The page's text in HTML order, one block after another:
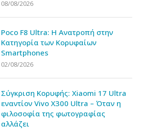
08/08/2026
Poco F8 Ultra: Η Ανατροπή στην
Κατηγορία των Κορυφαίων
Smartphones
02/08/2026
Σύγκριση Κορυφής: Xiaomi 17 Ultra
εναντίον Vivo X300 Ultra – Όταν η
φιλοσοφία της φωτογραφίας
αλλάζει